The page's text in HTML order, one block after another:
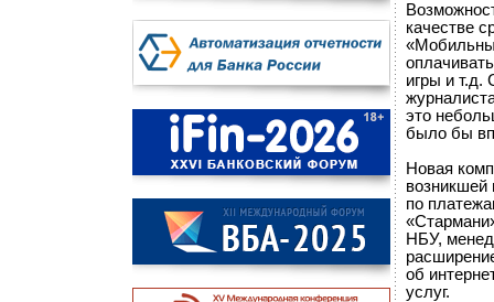
качестве
игры и т.д.
это
было бы
Новая
возникшей
по
НБУ,
об
услуг.